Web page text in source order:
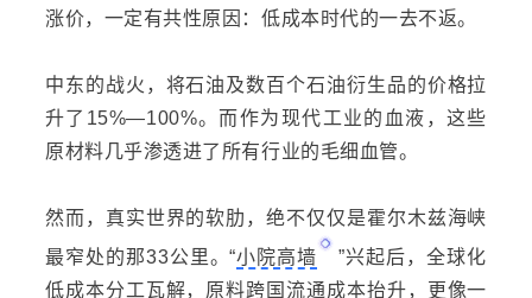
涨价，一定有共性原因：低成本时代的一去不返。
中东的战火，将石油及数百个石油衍生品的价格拉
升了15%—100%。而作为现代工业的血液，这些
原材料几乎渗透进了所有行业的毛细血管。
然而，真实世界的软肋，绝不仅仅是霍尔木兹海峡
最窄处的那33公里。“小院高墙
”兴起后，全球化
低成本分工瓦解，原料跨国流通成本抬升，更像一